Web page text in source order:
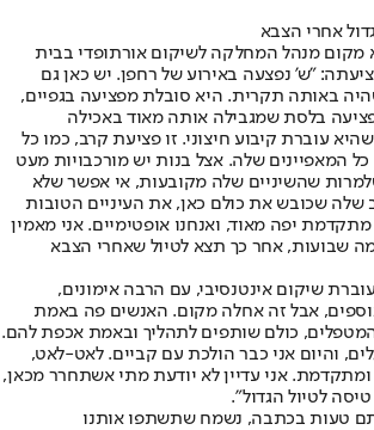
אחרי הצבא
מקום מנהל המחלקה לשיקום אורתופדי בבית
"ש' נפצעה באירוע של רחפן. יש כאן גם
באותה תקרית. היא סובלת מפציעה בגפיים,
בלסת שמגבילה אותה מאוד באכילה
עוברת קיבוע חיצוני. זו פציעת קרב, כמו כל
המאפיינים שלה. אצל בנות יש מורכבויות מעט
שלמרות שהשיניים שלה מקובעות, אי אפשר שלא
שלה שכובש את כולם כאן, את העיניים הטובות
יפה מאוד, ואנחנו אופטימיים. אני מאמין
שבועות, אחר כך תצא לטיול שאחרי הצבא
שיקום אינטנסיבי, עם הרבה אימונים,
נוספים, אבל זה אחלה מקום. האנשים פה באמת
כולם שותפים לתהליך ובאמת אכפת להם.
והיום אני כבר הולכת עם קביים. לאט-לאט,
אני עדיין לא יודעת מתי אשתחרר מכאן,
לטיול הגדול".
טעות בכתבה, נשמח שתשתפו אותנו